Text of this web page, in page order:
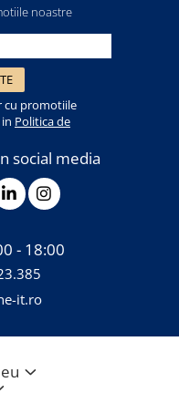
noastre
cu promotiile
Politica de
social media
- 18:00
it.ro